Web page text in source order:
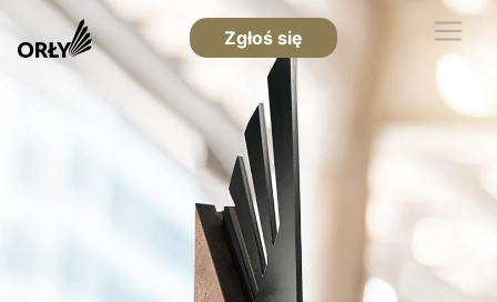
Zgłoś się